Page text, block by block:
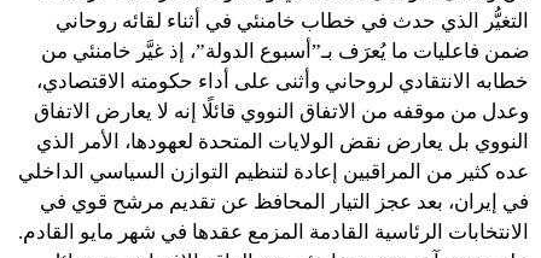
التغيُّر الذي حدث في خطاب خامنئي في أثناء لقائه روحاني
ضمن فاعليات ما يُعرَف بـ”أسبوع الدولة”، إذ غيَّر خامنئي من
خطابه الانتقادي لروحاني وأثنى على أداء حكومته الاقتصادي،
وعدل من موقفه من الاتفاق النووي قائلًا إنه لا يعارض الاتفاق
النووي بل يعارض نقض الولايات المتحدة لعهودها، الأمر الذي
عده كثير من المراقبين إعادة لتنظيم التوازن السياسي الداخلي
في إيران، بعد عجز التيار المحافظ عن تقديم مرشح قوي في
الانتخابات الرئاسية القادمة المزمع عقدها في شهر مايو القادم.